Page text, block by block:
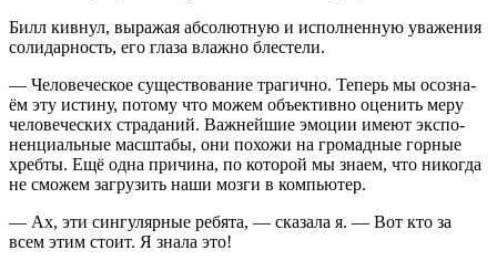
Билл кив­нул, выра­жая абсо­лют­ную и испол­нен­ную ува­же­ния
соли­дар­ность, его гла­за влаж­но блестели.
— Чело­ве­че­ское суще­ство­ва­ние тра­гич­но. Теперь мы осо­зна­
ём эту исти­ну, пото­му что можем объ­ек­тив­но оце­нить меру
чело­ве­че­ских стра­да­ний. Важ­ней­шие эмо­ции име­ют экс­по­
нен­ци­аль­ные мас­шта­бы, они похо­жи на гро­мад­ные гор­ные
хреб­ты. Ещё одна при­чи­на, по кото­рой мы зна­ем, что нико­гда
не смо­жем загру­зить наши моз­ги в компьютер.
— Ах, эти син­гу­ляр­ные ребя­та, — ска­за­ла я. — Вот кто за
всем этим сто­ит. Я зна­ла это!